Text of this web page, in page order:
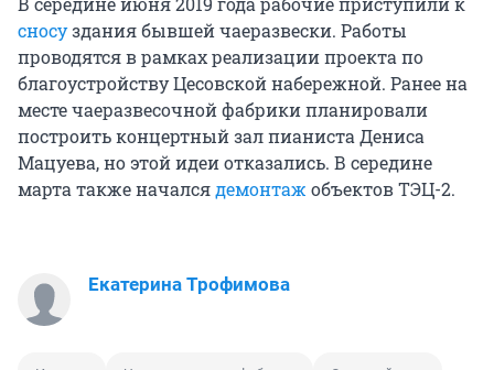
сносуздания бывшей чаеразвески. Работы
проводятся в рамках реализации проекта по
благоустройству Цесовской набережной. Ранее на
месте чаеразвесочной фабрики планировали
построить концертный зал пианиста Дениса
Мацуева, но этой идеи отказались. В середине
марта также началсядемонтаж объектов ТЭЦ-2.
Екатерина Трофимова